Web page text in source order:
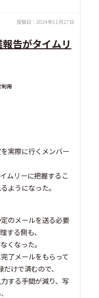
投稿日： 2024年11月27日
告がタイムリ
利用
実際に行くメンバー
ムリーに把握するこ
ようになった。
のメールを送る必要
する側も、
くなった。
了メールをもらって
けで済むので、
する手間が減り、写